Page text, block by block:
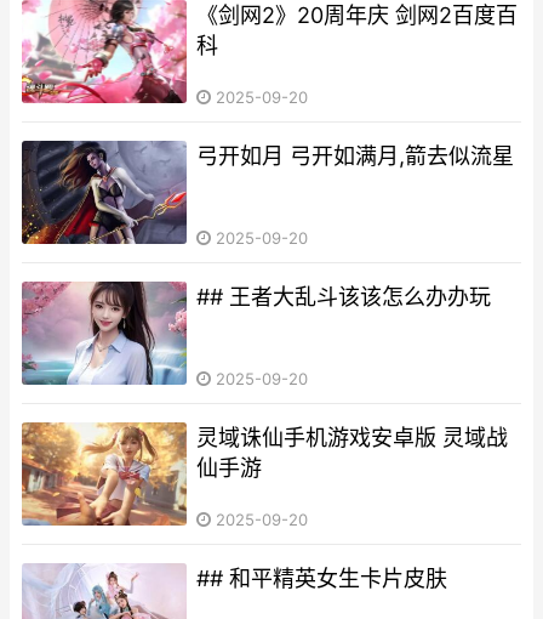
《剑网2》20周年庆 剑网2百度百
科
2025-09-20
弓开如月 弓开如满月,箭去似流星
2025-09-20
## 王者大乱斗该该怎么办办玩
2025-09-20
灵域诛仙手机游戏安卓版 灵域战
仙手游
2025-09-20
## 和平精英女生卡片皮肤